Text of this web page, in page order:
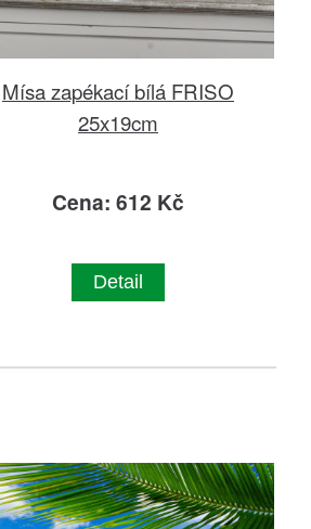
Mísa zapékací bílá FRISO
25x19cm
Cena: 612 Kč
Detail